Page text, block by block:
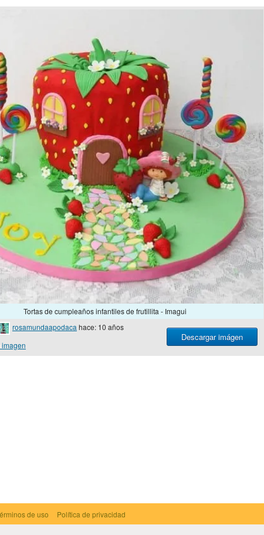
Tortas de cumpleaños infantiles de frutillita - Imagui
Descargar imágen
rosamundaapodaca hace: 10 años
de uso Política de privacidad